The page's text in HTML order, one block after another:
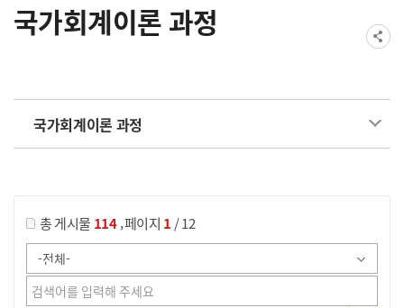
국가회계이론 과정
국가회계이론 과정
총 게시물 114,페이지 1 / 12